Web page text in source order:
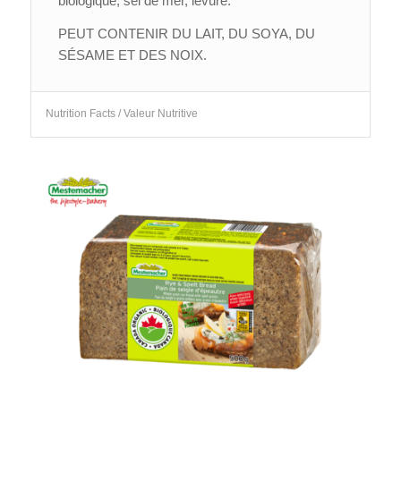
PEUT CONTENIR DU LAIT, DU SOYA, DU
SÉSAME ET DES NOIX.
Nutrition Facts / Valeur Nutritive